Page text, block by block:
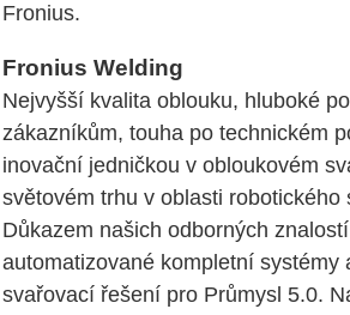
Fronius.
Fronius Welding
Nejvyšší kvalita oblouku, hluboké
zákazníkům, touha po technickém
inovační jedničkou v obloukovém
světovém trhu v oblasti robotického
Důkazem našich odborných
automatizované kompletní systémy
svařovací řešení pro Průmysl 5.0.